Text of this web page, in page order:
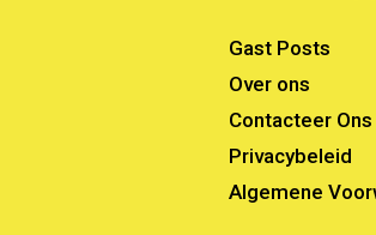
Gast Posts
Over ons
Contacteer Ons
Privacybeleid
Algemene